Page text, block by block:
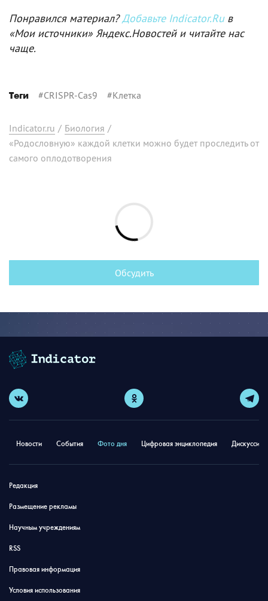
Понравился материал?Добавьте Indicator.Ruв
«Мои источники» Яндекс.Новостей и читайте нас
чаще.
Теги #CRISPR-Cas9 #Клетка
Indicator.ru / Биология /
«Родословную» каждой клетки можно будет проследить от
самого оплодотворения
Обсудить
Новости События Фото дня Цифровая энциклопедия
Редакция
Размещение рекламы
Научным учреждениям
RSS
Правовая информация
Условия использования